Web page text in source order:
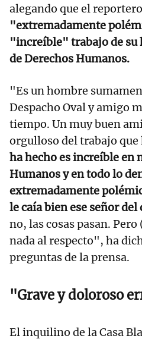
alegando que el reportero
"extremadamente
"increíble" trabajo de su
de Derechos Humanos.
"Es un hombre
Despacho Oval y amigo
tiempo. Un muy buen
orgulloso del trabajo que
ha hecho es increíble en
Humanos y en todo lo
extremadamente
le caía bien ese señor del
no, las cosas pasan.
nada al respecto", ha
preguntas de la prensa.
"Grave y doloroso
El inquilino de la Casa